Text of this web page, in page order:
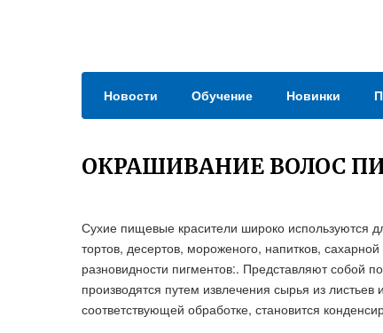
Новости Обучение Новинки
ОКРАШИВАНИЕ ВОЛОС
Сухие пищевые красители широко используются
тортов, десертов, мороженого, напитков,
разновидности пигментов:. Представляют собой
производятся путем извлечения сырья из
соответствующей обработке, становится